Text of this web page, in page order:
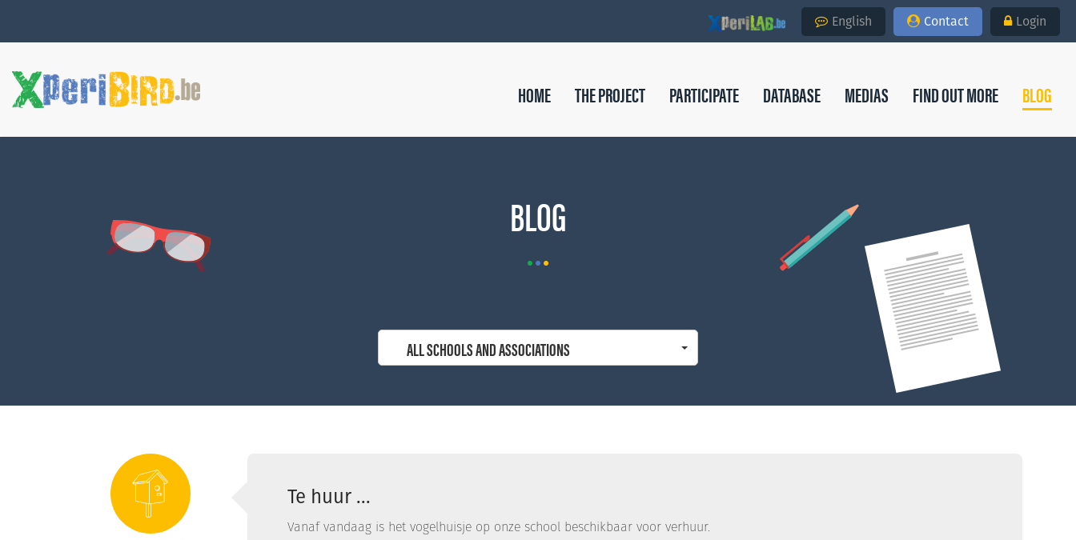
English Contact Login
HOME THE PROJECT PARTICIPATE DATABASE MEDIAS FIND OUT MORE BLOG
BLOG
ALL SCHOOLS AND ASSOCIATIONS
Te huur ...
Vanaf vandaag is het vogelhuisje op onze school beschikbaar voor verhuur.